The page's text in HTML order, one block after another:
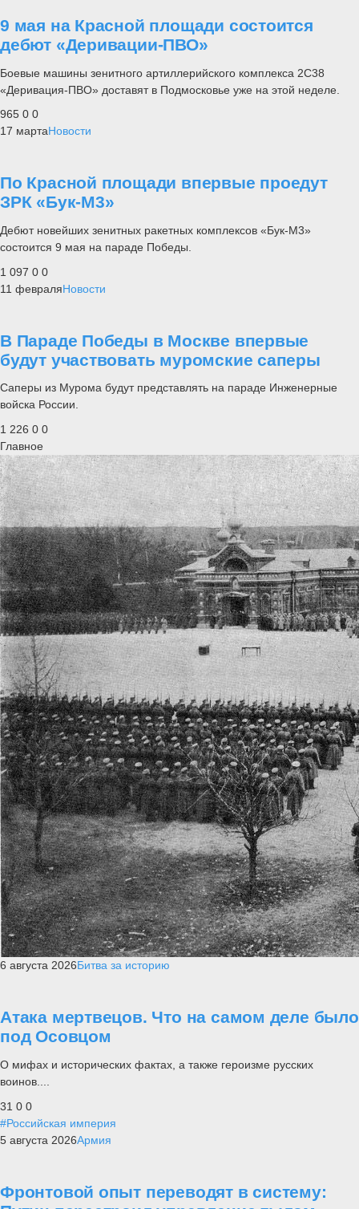
9 мая на Красной площади состоится
дебют «Деривации-ПВО»
Боевые машины зенитного артиллерийского комплекса 2С38
«Деривация-ПВО» доставят в Подмосковье уже на этой неделе.
965 0 0
17 мартаНовости
По Красной площади впервые проедут
ЗРК «Бук-М3»
Дебют новейших зенитных ракетных комплексов «Бук-М3»
состоится 9 мая на параде Победы.
1 097 0 0
11 февраляНовости
В Параде Победы в Москве впервые
будут участвовать муромские саперы
Саперы из Мурома будут представлять на параде Инженерные
войска России.
1 226 0 0
Главное
6 августа 2026Битва за историю
Атака мертвецов. Что на самом деле было
под Осовцом
О мифах и исторических фактах, а также героизме русских
воинов....
31 0 0
#Российская империя
5 августа 2026Армия
Фронтовой опыт переводят в систему: